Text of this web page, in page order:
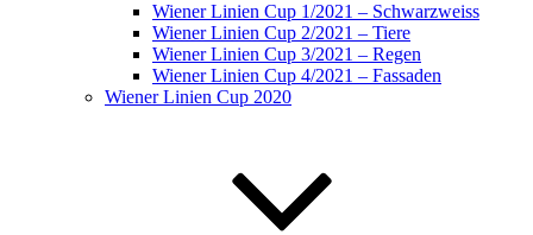
Wiener Linien Cup 1/2021 – Schwarzweiss
Wiener Linien Cup 2/2021 – Tiere
Wiener Linien Cup 3/2021 – Regen
Wiener Linien Cup 4/2021 – Fassaden
Wiener Linien Cup 2020